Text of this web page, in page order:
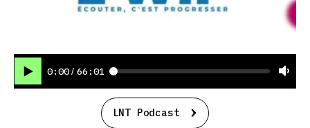
0:00 / 66:01
LNT Podcast